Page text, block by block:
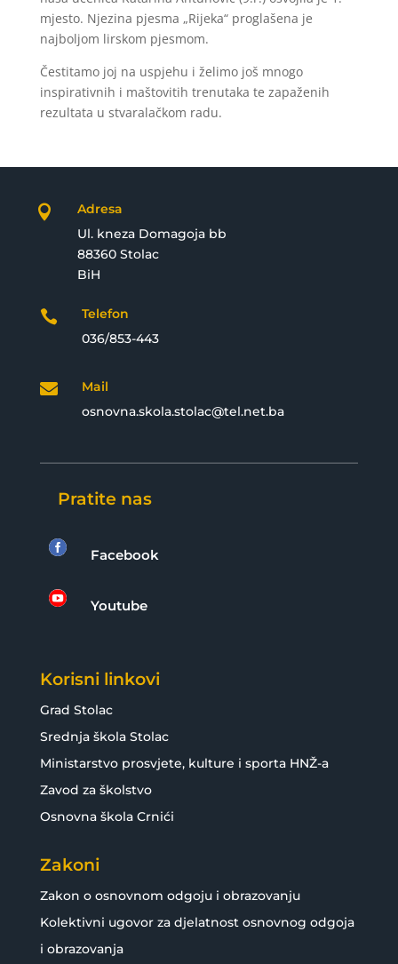
mjesto. Njezina pjesma „Rijeka“ proglašena je
najboljom lirskom pjesmom.
Čestitamo joj na uspjehu i želimo još mnogo
inspirativnih i maštovitih trenutaka te zapaženih
rezultata u stvaralačkom radu.

Adresa
Ul. kneza Domagoja bb
88360 Stolac
BiH

Telefon
036/853-443

Mail
osnovna.skola.stolac@tel.net.ba
Pratite nas
 Facebook
 Youtube
Korisni linkovi
Grad Stolac
Srednja škola Stolac
Ministarstvo prosvjete, kulture i sporta HNŽ-a
Zavod za školstvo
Osnovna škola Crnići
Zakoni
Zakon o osnovnom odgoju i obrazovanju
Kolektivni ugovor za djelatnost osnovnog odgoja
i obrazovanja